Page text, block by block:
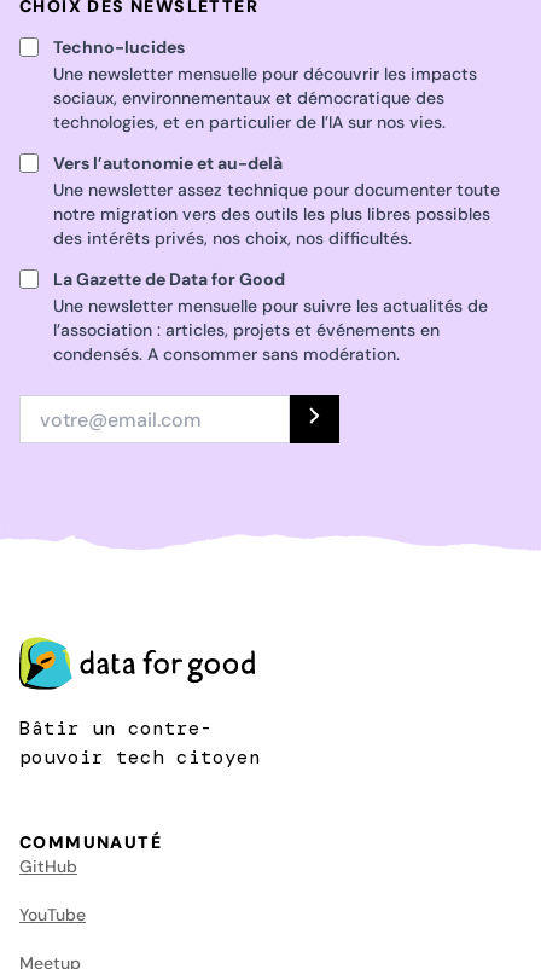
CHOIX DES NEWSLETTER
Techno-lucides
Une newsletter mensuelle pour découvrir les impacts
sociaux, environnementaux et démocratique des
technologies, et en particulier de l’IA sur nos vies.
Vers l’autonomie et au-delà
Une newsletter assez technique pour documenter toute
notre migration vers des outils les plus libres possibles
des intérêts privés, nos choix, nos difficultés.
La Gazette de Data for Good
Une newsletter mensuelle pour suivre les actualités de
l’association : articles, projets et événements en
condensés. A consommer sans modération.
Bâtir un contre-
pouvoir tech citoyen
COMMUNAUTÉ
GitHub
YouTube
Meetup